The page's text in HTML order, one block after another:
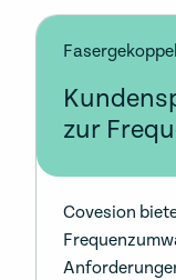
zur
Covesion